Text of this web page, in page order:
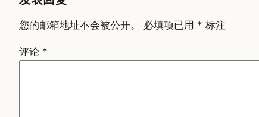
您的邮箱地址不会被公开。 必填项已用 * 标注
评论 *